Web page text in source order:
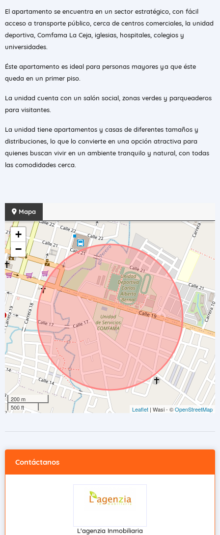
El apartamento se encuentra en un sector estratégico, con fácil
acceso a transporte público, cerca de centros comerciales, la unidad
deportiva, Comfama La Ceja, iglesias, hospitales, colegios y
universidades.
Éste apartamento es ideal para personas mayores ya que éste
queda en un primer piso.
La unidad cuenta con un salón social, zonas verdes y parqueaderos
para visitantes.
La unidad tiene apartamentos y casas de diferentes tamaños y
distribuciones, lo que lo convierte en una opción atractiva para
quienes buscan vivir en un ambiente tranquilo y natural, con todas
las comodidades cerca.
Mapa
+
−
200 m
500 ft
Leaflet | Wasi - ©OpenStreetMap
Contáctanos
L'agenzia Inmobiliaria